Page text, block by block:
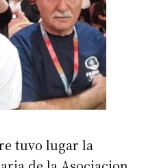
tuvo lugar la